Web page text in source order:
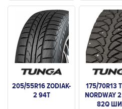
205/55R16 ZODIAK-
2 94T
175/70R13
NORDWAY
82Q